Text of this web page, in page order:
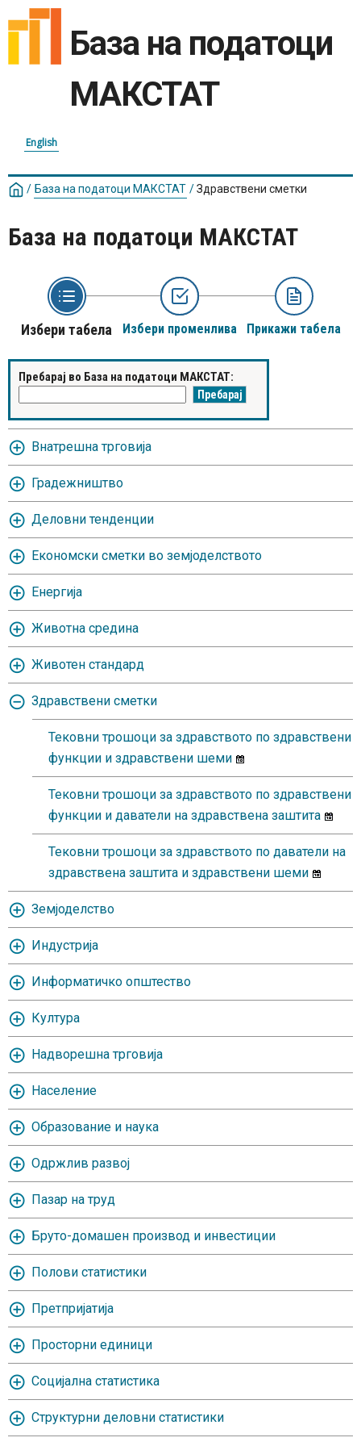
База на податоци
МАКСТАТ
English
/ База на податоци МАКСТАТ /Здравствени сметки
База на податоци МАКСТАТ
Избери табела Избери променлива Прикажи табела
Пребарај во База на податоци МАКСТАТ:
Внатрешна трговија
Градежништво
Деловни тенденции
Економски сметки во земјоделството
Енергија
Животна средина
Животен стандард
Здравствени сметки
Тековни трошоци за здравството по здравствени
функции и здравствени шеми
Тековни трошоци за здравството по здравствени
функции и даватели на здравствена заштита
Тековни трошоци за здравството по даватели на
здравствена заштита и здравствени шеми
Земјоделство
Индустрија
Информатичко општество
Култура
Надворешна трговија
Население
Oбразование и наука
Одржлив развој
Пазар на труд
Бруто-домашен производ и инвестиции
Полови статистики
Претпријатија
Просторни единици
Социјална статистика
Структурни деловни статистики